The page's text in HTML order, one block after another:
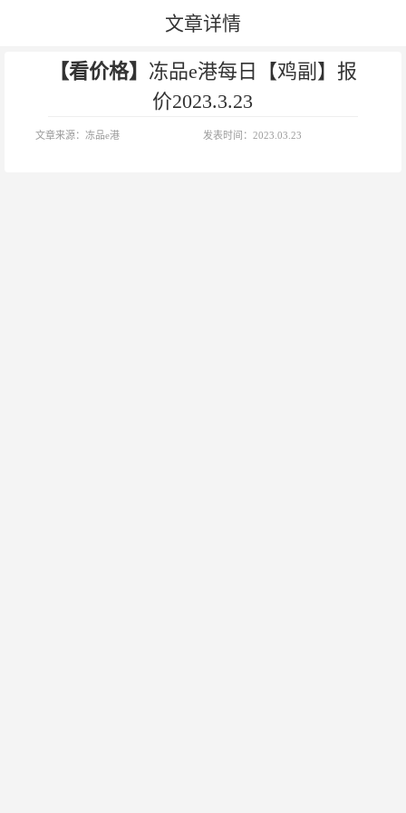
文章详情
【看价格】 冻品e港每日【鸡副】报
价2023.3.23
文章来源： 冻品e港 发表时间： 2023.03.23